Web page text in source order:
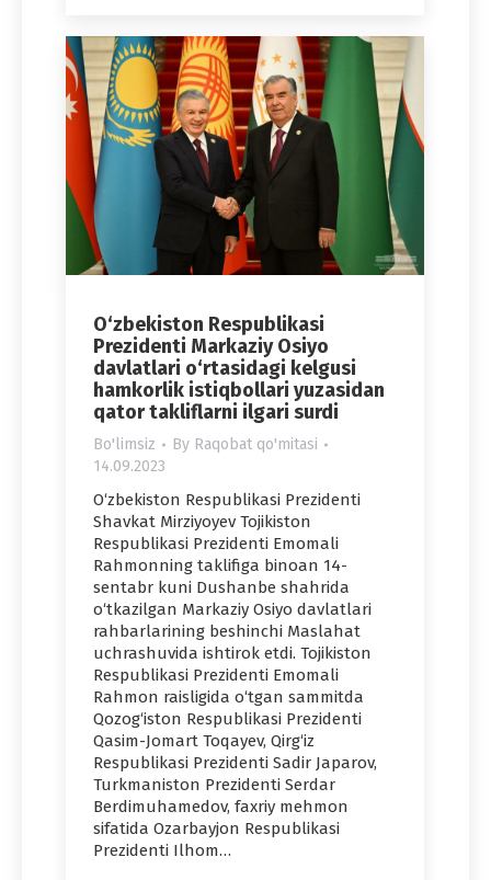
O‘zbekiston Respublikasi
Prezidenti Markaziy Osiyo
davlatlari o‘rtasidagi kelgusi
hamkorlik istiqbollari yuzasidan
qator takliflarni ilgari surdi
Bo'limsiz By Raqobat qo'mitasi
14.09.2023
O‘zbekiston Respublikasi Prezidenti
Shavkat Mirziyoyev Tojikiston
Respublikasi Prezidenti Emomali
Rahmonning taklifiga binoan 14-
sentabr kuni Dushanbe shahrida
o‘tkazilgan Markaziy Osiyo davlatlari
rahbarlarining beshinchi Maslahat
uchrashuvida ishtirok etdi. Tojikiston
Respublikasi Prezidenti Emomali
Rahmon raisligida o‘tgan sammitda
Qozog‘iston Respublikasi Prezidenti
Qasim-Jomart Toqayev, Qirg‘iz
Respublikasi Prezidenti Sadir Japarov,
Turkmaniston Prezidenti Serdar
Berdimuhamedov, faxriy mehmon
sifatida Ozarbayjon Respublikasi
Prezidenti Ilhom…